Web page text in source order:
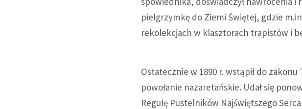
pielgrzymkę do Ziemi Świętej, gdzie
rekolekcjach w klasztorach trapistów i
Ostatecznie w 1890 r. wstąpił do
powołanie nazaretańskie. Udał się
Regułę Pustelników Najświętszego